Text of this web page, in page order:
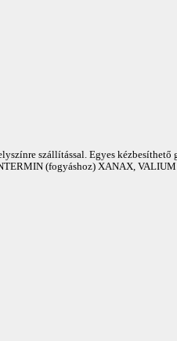
szállítással. Egyes
(fogyáshoz) XANAX, VALIUM